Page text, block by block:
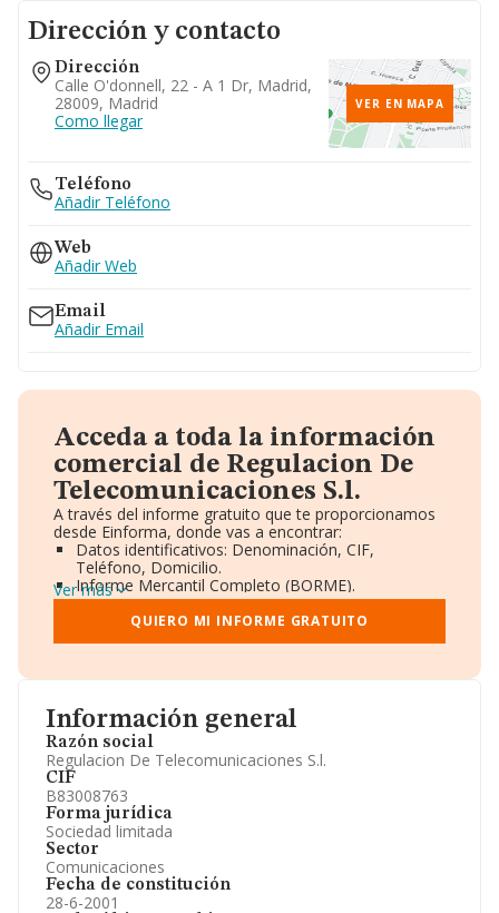
Información general
Razón social
Regulacion De Telecomunicaciones S.l.
CIF
B83008763
Forma jurídica
Sociedad limitada
Sector
Comunicaciones
Fecha de constitución
28-6-2001
Dirección y contacto
Dirección
Calle O'donnell, 22 - A 1 Dr, Madrid,
28009, Madrid
Como llegar
VER EN MAPA
Teléfono
Añadir Teléfono
Web
Añadir Web
Email
Añadir Email
Acceda a toda la información
comercial de Regulacion De
Telecomunicaciones S.l.
A través del informe gratuito que te proporcionamos
desde Einforma, donde vas a encontrar:
Datos identificativos: Denominación, CIF,
Teléfono, Domicilio.
Informe Mercantil Completo (BORME).
Gráficos de Evolución Ventas y Empleados.
Consejo de Administración y Administradores.
Directivos y Ejecutivos.
Información oficial y registral complementaria.
Ver más
QUIERO MI INFORME GRATUITO